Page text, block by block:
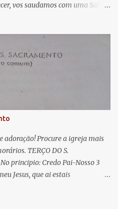
vos saudamos com uma Salve
estes vossos olhos
deste desterro, mostrai-nos
ó clemente, ó piedosa, ó
por nós Santa Mãe de Deus.
de Cristo. Amém.
Procure a igreja mais
TERÇO DO S.
principio: Credo Pai-Nosso 3
Jesus, que ai estais